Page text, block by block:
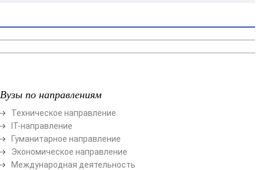
Вузы по направлениям
Техническое направление
ІТ-направление
Гуманитарное направление
Экономическое направление
Международная деятельность